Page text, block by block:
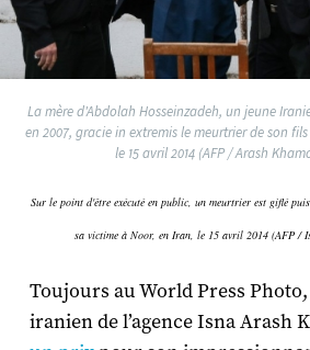
La mère d'Abdolah Hosseinzadeh, un jeune
en 2007, gracie in extremis le meurtrier de son
le 15 avril 2014 (AFP / Arash
Sur le point d'être exécuté en public, un meurtrier est giflé
sa victime à Noor, en Iran, le 15 avril 2014 (AFP /
Toujours au World Press
iranien de l’agence Isna Arash